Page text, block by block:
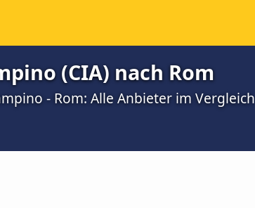
(CIA) nach Rom
- Rom: Alle Anbieter im Vergleich